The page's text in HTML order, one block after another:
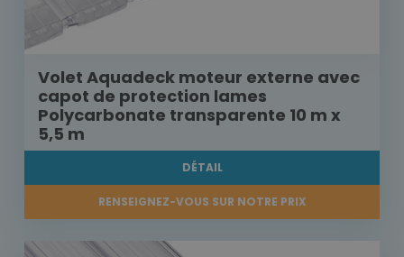
Volet Aquadeck moteur externe avec
capot de protection lames
Polycarbonate transparente 10 m x
5,5 m
DÉTAIL
RENSEIGNEZ-VOUS SUR NOTRE PRIX